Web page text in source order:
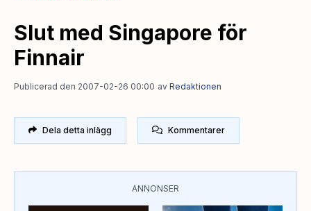
Slut med Singapore för
Finnair
Publicerad den 2007-02-26 00:00 av Redaktionen
Dela detta inlägg Kommentarer
ANNONSER